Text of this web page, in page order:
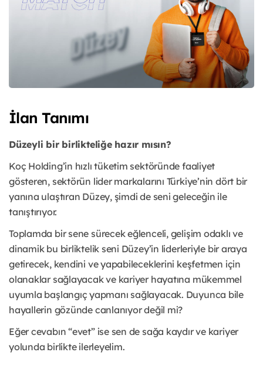
İlan Tanımı
Düzeyli bir birlikteliğe hazır mısın?
Koç Holding’in hızlı tüketim sektöründe faaliyet
gösteren, sektörün lider markalarını Türkiye’nin dört bir
yanına ulaştıran Düzey, şimdi de seni geleceğin ile
tanıştırıyor.
Toplamda bir sene sürecek eğlenceli, gelişim odaklı ve
dinamik bu birliktelik seni Düzey’in liderleriyle bir araya
getirecek, kendini ve yapabileceklerini keşfetmen için
olanaklar sağlayacak ve kariyer hayatına mükemmel
uyumla başlangıç yapmanı sağlayacak. Duyunca bile
hayallerin gözünde canlanıyor değil mi?
Eğer cevabın “evet” ise sen de sağa kaydır ve kariyer
yolunda birlikte ilerleyelim.